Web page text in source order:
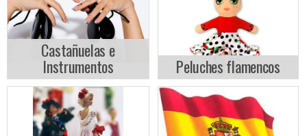
Castañuelas e
Instrumentos Peluches flamencos